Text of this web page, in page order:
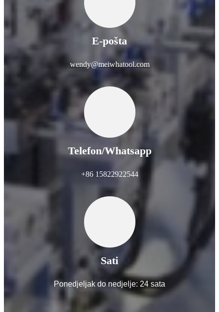
E-pošta
wendy@meiwhatool.com
Telefon/Whatsapp
+86 15822922544
Sati
Ponedjeljak do nedjelje: 24 sata